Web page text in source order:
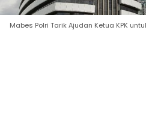
Mabes Polri Tarik Ajudan Ketua KPK